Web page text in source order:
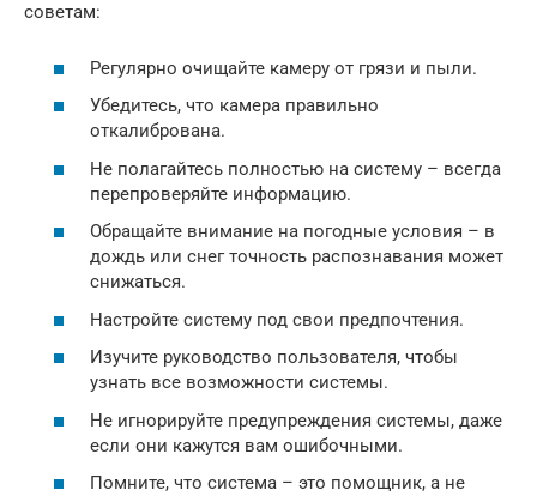
советам:
Регулярно очищайте камеру от грязи и пыли.
Убедитесь, что камера правильно
откалибрована.
Не полагайтесь полностью на систему – всегда
перепроверяйте информацию.
Обращайте внимание на погодные условия – в
дождь или снег точность распознавания может
снижаться.
Настройте систему под свои предпочтения.
Изучите руководство пользователя, чтобы
узнать все возможности системы.
Не игнорируйте предупреждения системы, даже
если они кажутся вам ошибочными.
Помните, что система – это помощник, а не